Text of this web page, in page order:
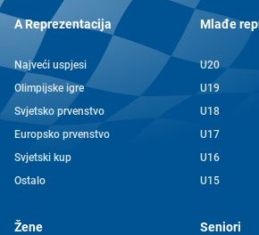
A Reprezentacija
Najveći uspjesi
Olimpijske igre
Svjetsko prvenstvo
Europsko prvenstvo
Svjetski kup
Ostalo
Mlađe
U20
U19
U18
U17
U16
U15
Žene Seniori